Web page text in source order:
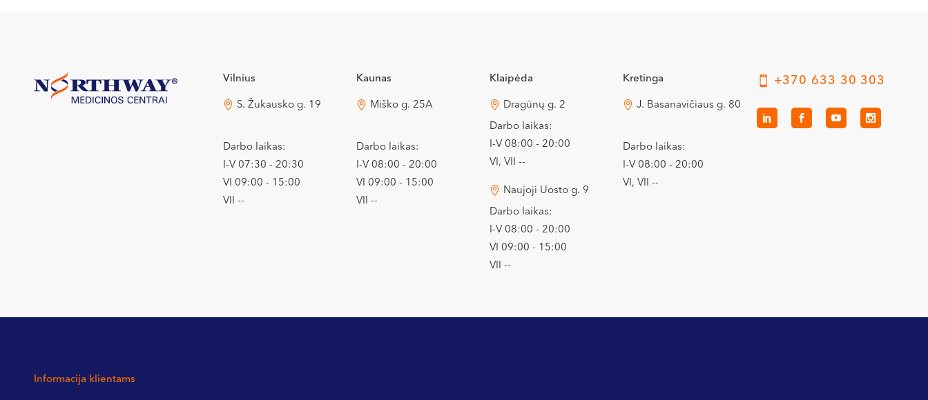
Vilnius
S. Žukausko g. 19
Darbo laikas:
I-V 07:30 - 20:30
VI 09:00 - 15:00
VII --
Kaunas
Miško g. 25A
Darbo laikas:
I-V 08:00 - 20:00
VI 09:00 - 15:00
VII --
Klaipėda
Dragūnų g. 2
Darbo laikas:
I-V 08:00 - 20:00
VI, VII --
Naujoji Uosto g. 9
Darbo laikas:
I-V 08:00 - 20:00
VI 09:00 - 15:00
VII --
Kretinga
J. Basanavičiaus g. 80
Darbo laikas:
I-V 08:00 - 20:00
VI, VII --
+370 633 30 303
Informacija klientams